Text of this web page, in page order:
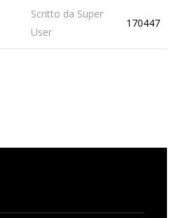
Scritto da Super
User
170447